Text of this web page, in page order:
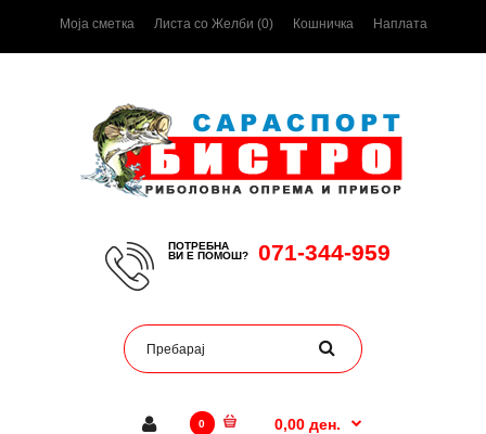
Моја сметка Листа со Желби (0) Кошничка Наплата
ПОТРЕБНА
ВИ Е ПОМОШ?
071-344-959
0 0,00 ден.